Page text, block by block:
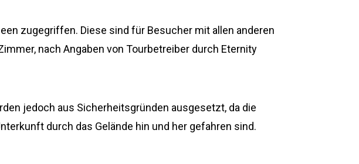
zugegriffen. Diese sind für Besucher mit allen anderen
nach Angaben von Tourbetreiber durch Eternity
jedoch aus Sicherheitsgründen ausgesetzt, da die
durch das Gelände hin und her gefahren sind.